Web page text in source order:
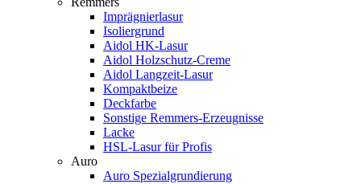
Imprägnierlasur
Isoliergrund
Aidol HK-Lasur
Aidol Holzschutz-Creme
Aidol Langzeit-Lasur
Kompaktbeize
Deckfarbe
Sonstige Remmers-Erzeugnisse
Lacke
HSL-Lasur für Profis
Auro
Auro Spezialgrundierung